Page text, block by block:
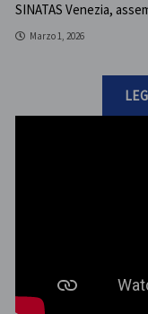
SINATAS Venezia,
Marzo 1, 2026